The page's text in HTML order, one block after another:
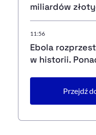
miliardów
11:56
Ebola
w historii.
Przejdź